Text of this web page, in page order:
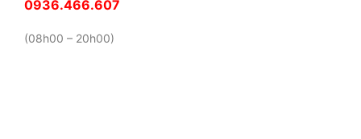
0936.466.607
(08h00 – 20h00)